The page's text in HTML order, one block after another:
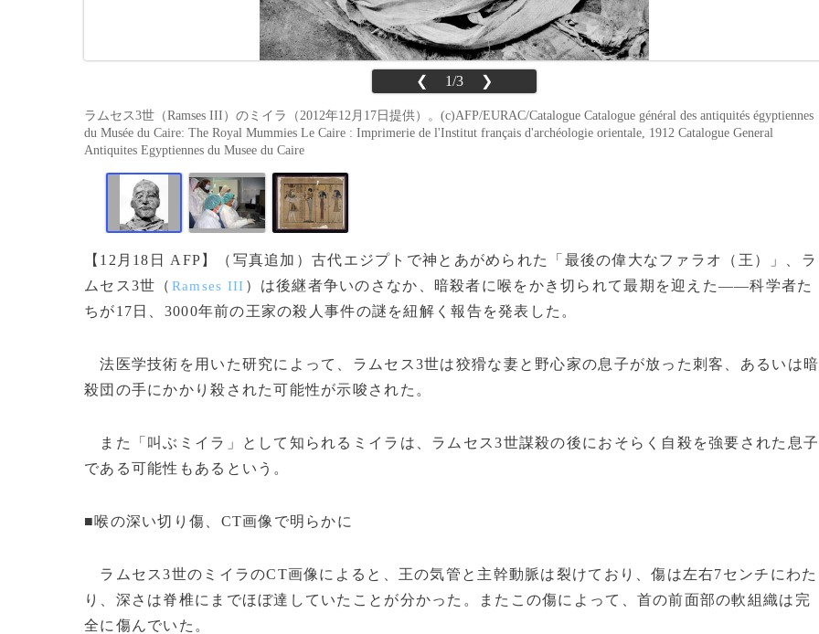
❮ 1/3 ❯
ラムセス3世（Ramses III）のミイラ（2012年12月17日提供）。(c)AFP/EURAC/Catalogue Catalogue général des antiquités égyptiennes
du Musée du Caire: The Royal Mummies Le Caire : Imprimerie de l'Institut français d'archéologie orientale, 1912 Catalogue General
Antiquites Egyptiennes du Musee du Caire
【12月18日 AFP】（写真追加）古代エジプトで神とあがめられた「最後の偉大なファラオ（王）」、ラ
ムセス3世（ Ramses III ）は後継者争いのさなか、暗殺者に喉をかき切られて最期を迎えた――科学者た
ちが17日、3000年前の王家の殺人事件の謎を紐解く報告を発表した。
法医学技術を用いた研究によって、ラムセス3世は狡猾な妻と野心家の息子が放った刺客、あるいは暗
殺団の手にかかり殺された可能性が示唆された。
また「叫ぶミイラ」として知られるミイラは、ラムセス3世謀殺の後におそらく自殺を強要された息子
である可能性もあるという。
■喉の深い切り傷、CT画像で明らかに
ラムセス3世のミイラのCT画像によると、王の気管と主幹動脈は裂けており、傷は左右7センチにわた
り、深さは脊椎にまでほぼ達していたことが分かった。またこの傷によって、首の前面部の軟組織は完
全に傷んでいた。